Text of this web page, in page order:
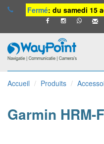
Fermé: du samedi 15
-
vers
d'accueil
Accueil Produits
Garmin HRM-